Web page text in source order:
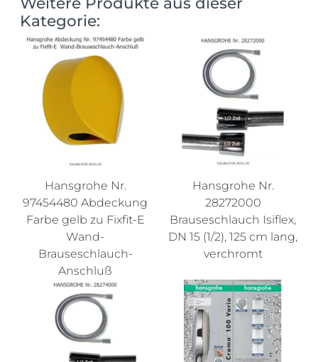
Kategorie:
Hansgrohe Nr.
97454480 Abdeckung
Farbe gelb zu Fixfit-E
Wand-
Brauseschlauch-
Anschluß
Hansgrohe Nr.
28272000
Brauseschlauch Isiflex,
DN 15 (1/2), 125 cm lang,
verchromt